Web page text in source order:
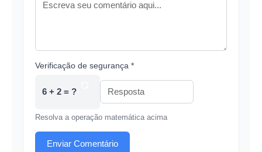
Verificação de segurança *
6 + 2 = ?
Resolva a operação matemática acima
Enviar Comentário